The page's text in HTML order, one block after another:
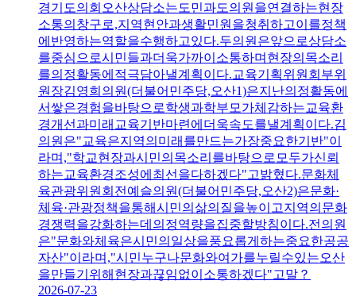
경기도의회오산상담소는도민과도의원을연결하는현장
소통의창구로,지역현안과생활민원을청취하고이를정책
에반영하는역할을수행하고있다.두의원은앞으로상담소
를중심으로시민들과더욱가까이소통하며현장의목소리
를의정활동에적극담아낼계획이다.교육기획위원회부위
원장김영희의원(더불어민주당,오산1)은지난의정활동에
서쌓은경험을바탕으로학생과학부모가체감하는교육환
경개선과미래교육기반마련에더욱속도를낼계획이다.김
의원은"교육은지역의미래를만드는가장중요한기반"이
라며,"학교현장과시민의목소리를바탕으로모두가신뢰
하는교육환경조성에최선을다하겠다"고밝혔다.문화체
육관광위원회전예슬의원(더불어민주당,오산2)은문화·
체육·관광정책을통해시민의삶의질을높이고지역의문화
경쟁력을강화하는데의정역량을집중할방침이다.전의원
은"문화와체육은시민의일상을풍요롭게하는중요한공공
자산"이라며,"시민누구나문화와여가를누릴수있는오산
을만들기위해현장과끊임없이소통하겠다"고말？
2026-07-23